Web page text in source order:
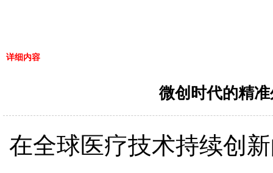
详细内容
微创时代的精
在全球医疗技术持续创